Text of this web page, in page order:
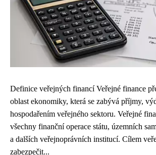
Definice veřejných financí Veřejné finance
oblast ekonomiky, která se zabývá příjmy,
hospodařením veřejného sektoru. Veřejné
všechny finanční operace státu, územních
a dalších veřejnoprávních institucí. Cílem
zabezpečit...